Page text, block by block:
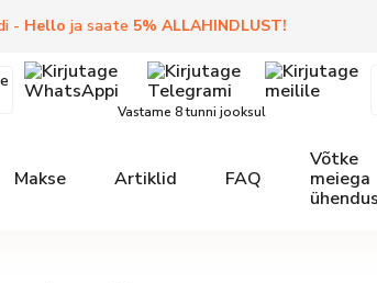
- Hello ja saate 5% ALLAHINDLUST!
Vastame 8 tunni jooksul
Makse Artiklid FAQ
Võtke
meiega